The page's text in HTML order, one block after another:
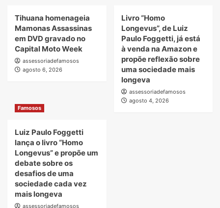
Tihuana homenageia
Mamonas Assassinas
em DVD gravado no
Capital Moto Week
assessoriadefamosos
agosto 6, 2026
Livro “Homo
Longevus”, de Luiz
Paulo Foggetti, já está
à venda na Amazon e
propõe reflexão sobre
uma sociedade mais
longeva
assessoriadefamosos
agosto 4, 2026
Famosos
Luiz Paulo Foggetti
lança o livro “Homo
Longevus” e propõe um
debate sobre os
desafios de uma
sociedade cada vez
mais longeva
assessoriadefamosos